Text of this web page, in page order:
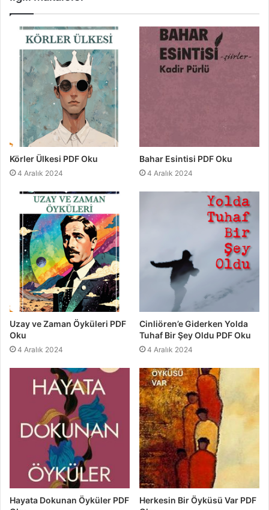
Körler Ülkesi PDF Oku
4 Aralık 2024
Bahar Esintisi PDF Oku
4 Aralık 2024
Uzay ve Zaman Öyküleri PDF
Oku
4 Aralık 2024
Cinliören’e Giderken Yolda
Tuhaf Bir Şey Oldu PDF Oku
4 Aralık 2024
Hayata Dokunan Öyküler PDF
Herkesin Bir Öyküsü Var PDF